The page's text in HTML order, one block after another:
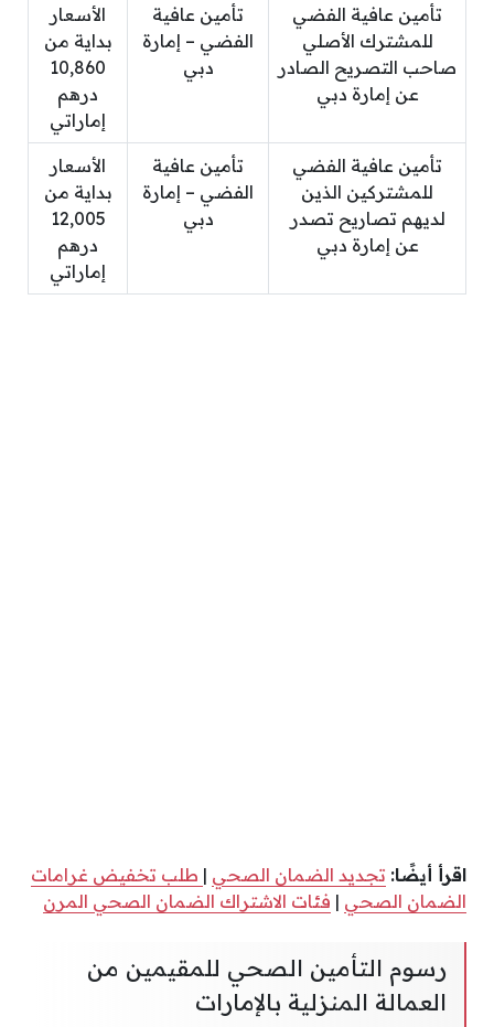
تأمين عافية الفضي
للمشترك الأصلي
صاحب التصريح الصادر
عن إمارة دبي
تأمين عافية
الفضي – إمارة
دبي
الأسعار
بداية من
10,860
درهم
إماراتي
تأمين عافية الفضي
للمشتركين الذين
لديهم تصاريح تصدر
عن إمارة دبي
تأمين عافية
الفضي – إمارة
دبي
الأسعار
بداية من
12,005
درهم
إماراتي
اقرأ أيضًا: تجديد الضمان الصحي | طلب تخفيض غرامات
الضمان الصحي | فئات الاشتراك الضمان الصحي المرن
رسوم التأمين الصحي للمقيمين من
العمالة المنزلية بالإمارات